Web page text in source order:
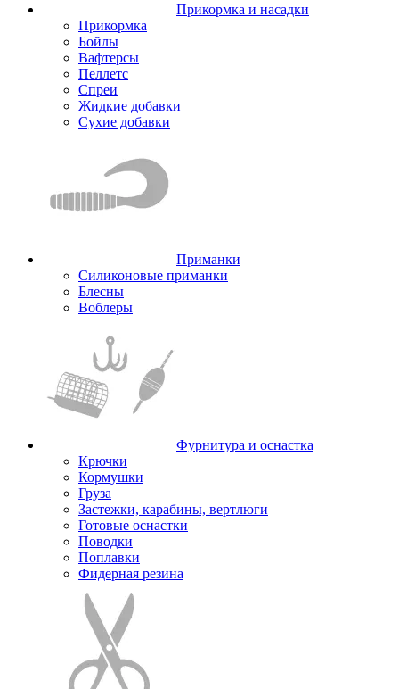
Прикормка и насадки
Прикормка
Бойлы
Вафтерсы
Пеллетс
Спреи
Жидкие добавки
Сухие добавки
Приманки
Силиконовые приманки
Блесны
Воблеры
Фурнитура и оснастка
Крючки
Кормушки
Груза
Застежки, карабины, вертлюги
Готовые оснастки
Поводки
Поплавки
Фидерная резина